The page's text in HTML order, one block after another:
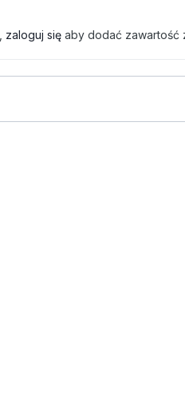
zaloguj się aby dodać zawartość